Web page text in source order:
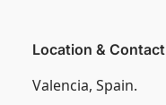
Location & Contact
Valencia, Spain.